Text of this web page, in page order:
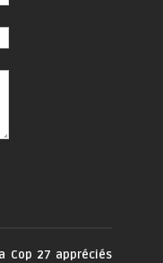
Cop 27 appréciés